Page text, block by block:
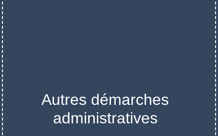
Autres démarches
administratives